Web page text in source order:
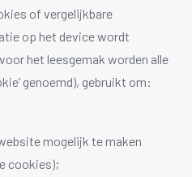
of vergelijkbare
op het device wordt
het leesgemak worden alle
genoemd), gebruikt om:
mogelijk te maken
cookies);